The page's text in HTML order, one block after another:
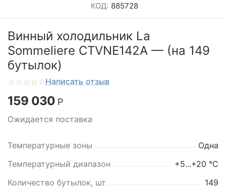
КОД: 885728
Винный холодильник La
Sommeliere CTVNE142A — (на 149
бутылок)
Написать отзыв
159 030 Р
Ожидается поставка
Температурные зоны
Одна
Температурный диапазон
+5...+20 °C
Количество бутылок, шт
149